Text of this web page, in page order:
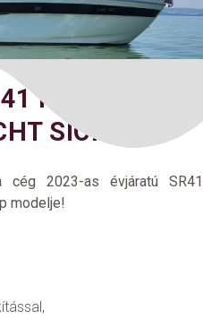
MOTOROS
SIÓFOK
cég 2023-as évjáratú SR41
modelje!